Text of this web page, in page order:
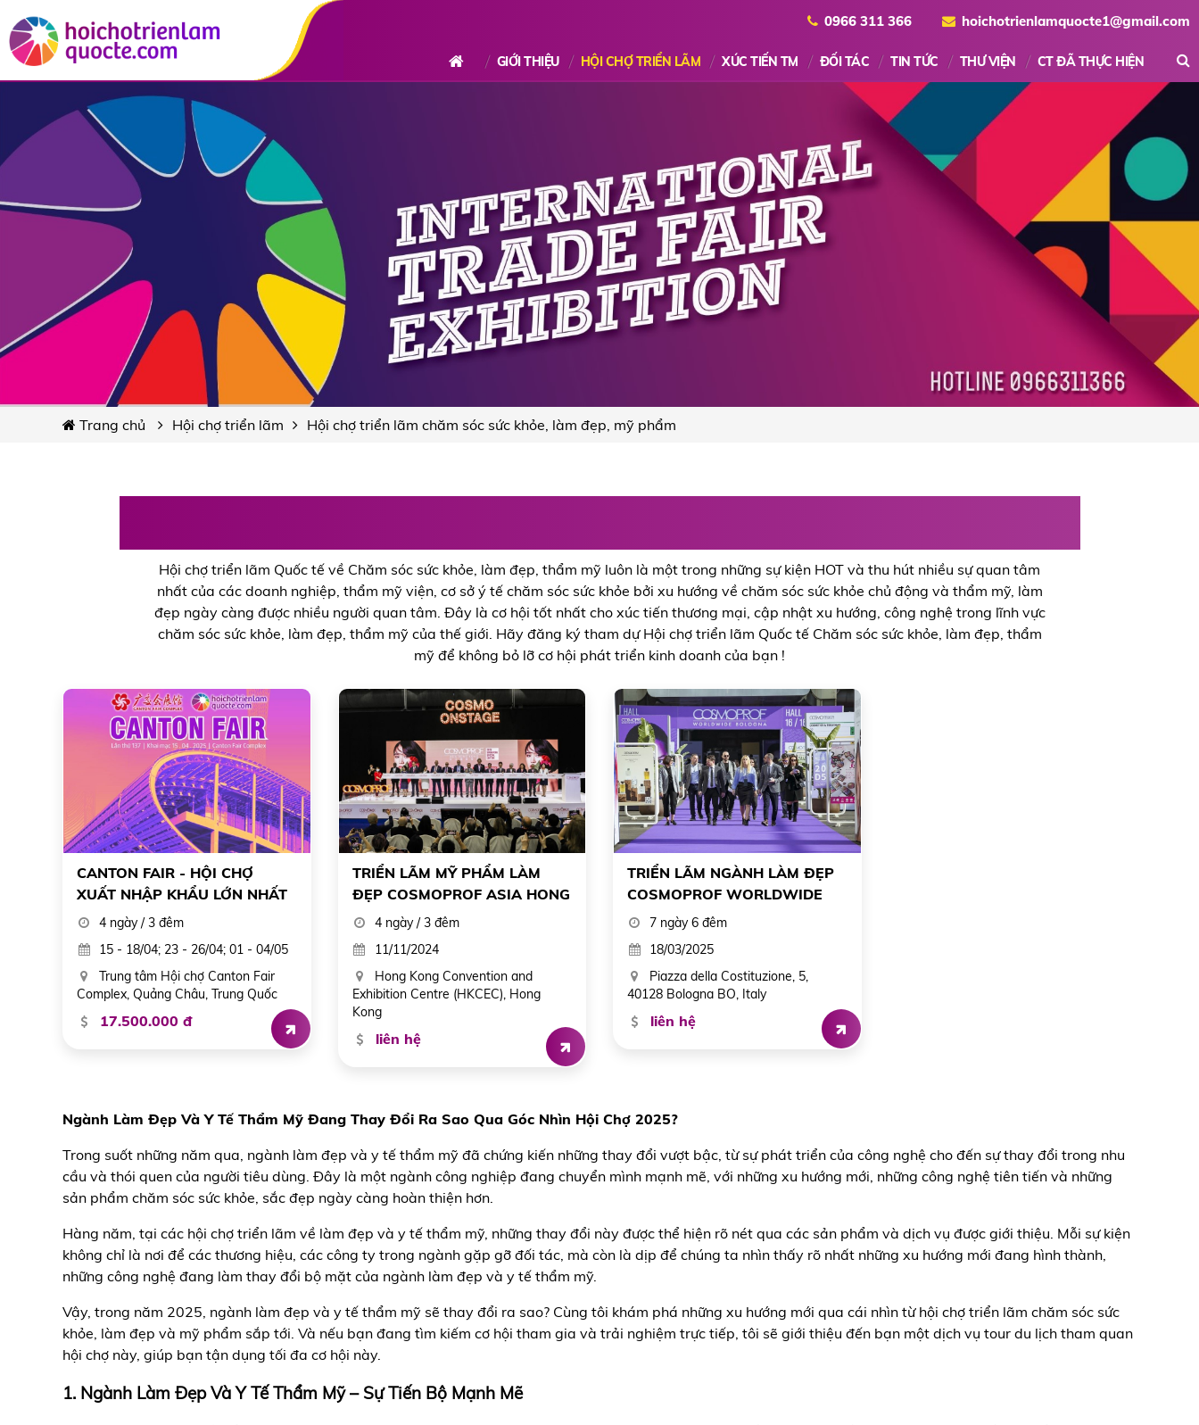
0966 311 366 hoichotrienlamquocte1@gmail.com
GIỚI THIỆU HỘI CHỢ TRIỂN LÃM XÚC TIẾN TM ĐỐI TÁC TIN TỨC THƯ VIỆN CT ĐÃ THỰC HIỆN
Trang chủ Hội chợ triển lãm Hội chợ triển lãm chăm sóc sức khỏe, làm đẹp, mỹ phẩm
Hội chợ triển lãm Quốc tế về Chăm sóc sức khỏe, làm đẹp, thẩm mỹ luôn là một trong những sự kiện HOT và thu hút nhiều sự quan tâm
nhất của các doanh nghiệp, thẩm mỹ viện, cơ sở ý tế chăm sóc sức khỏe bởi xu hướng về chăm sóc sức khỏe chủ động và thẩm mỹ, làm
đẹp ngày càng được nhiều người quan tâm. Đây là cơ hội tốt nhất cho xúc tiến thương mại, cập nhật xu hướng, công nghệ trong lĩnh vực
chăm sóc sức khỏe, làm đẹp, thẩm mỹ của thế giới. Hãy đăng ký tham dự Hội chợ triển lãm Quốc tế Chăm sóc sức khỏe, làm đẹp, thẩm
mỹ để không bỏ lỡ cơ hội phát triển kinh doanh của bạn !
CANTON FAIR - HỘI CHỢ
XUẤT NHẬP KHẨU LỚN NHẤT
TRUNG QUỐC
4 ngày / 3 đêm
15 - 18/04; 23 - 26/04; 01 - 04/05
Trung tâm Hội chợ Canton Fair
Complex, Quảng Châu, Trung Quốc
17.500.000 đ
TRIỂN LÃM MỸ PHẨM LÀM
ĐẸP COSMOPROF ASIA HONG
KONG4 ngày / 3 đêm
11/11/2024
Hong Kong Convention and
Exhibition Centre (HKCEC), Hong
Kong
liên hệ
TRIỂN LÃM NGÀNH LÀM ĐẸP
COSMOPROF WORLDWIDE
BOLONA
7 ngày 6 đêm
18/03/2025
Piazza della Costituzione, 5,
40128 Bologna BO, Italy
liên hệ
Ngành Làm Đẹp Và Y Tế Thẩm Mỹ Đang Thay Đổi Ra Sao Qua Góc Nhìn Hội Chợ 2025?
Trong suốt những năm qua, ngành làm đẹp và y tế thẩm mỹ đã chứng kiến những thay đổi vượt bậc, từ sự phát triển của công nghệ cho đến sự thay đổi trong nhu
cầu và thói quen của người tiêu dùng. Đây là một ngành công nghiệp đang chuyển mình mạnh mẽ, với những xu hướng mới, những công nghệ tiên tiến và những
sản phẩm chăm sóc sức khỏe, sắc đẹp ngày càng hoàn thiện hơn.
Hàng năm, tại các hội chợ triển lãm về làm đẹp và y tế thẩm mỹ, những thay đổi này được thể hiện rõ nét qua các sản phẩm và dịch vụ được giới thiệu. Mỗi sự kiện
không chỉ là nơi để các thương hiệu, các công ty trong ngành gặp gỡ đối tác, mà còn là dịp để chúng ta nhìn thấy rõ nhất những xu hướng mới đang hình thành,
những công nghệ đang làm thay đổi bộ mặt của ngành làm đẹp và y tế thẩm mỹ.
Vậy, trong năm 2025, ngành làm đẹp và y tế thẩm mỹ sẽ thay đổi ra sao? Cùng tôi khám phá những xu hướng mới qua cái nhìn từ hội chợ triển lãm chăm sóc sức
khỏe, làm đẹp và mỹ phẩm sắp tới. Và nếu bạn đang tìm kiếm cơ hội tham gia và trải nghiệm trực tiếp, tôi sẽ giới thiệu đến bạn một dịch vụ tour du lịch tham quan
hội chợ này, giúp bạn tận dụng tối đa cơ hội này.
1. Ngành Làm Đẹp Và Y Tế Thẩm Mỹ – Sự Tiến Bộ Mạnh Mẽ